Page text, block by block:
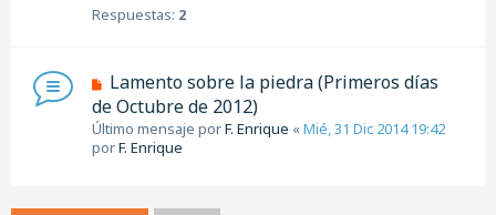
Respuestas: 2
Lamento sobre la piedra (Primeros días
de Octubre de 2012)
Último mensaje porF. Enrique «Mié, 31 Dic 2014 19:42
porF. Enrique